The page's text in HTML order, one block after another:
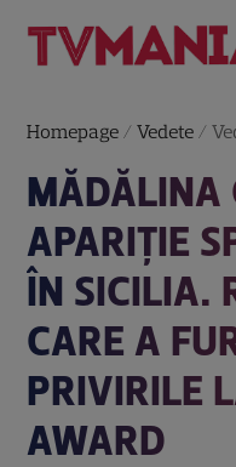
Homepage /Vedete /
MĂDĂLINA
APARIȚIE
ÎN SICILIA.
CARE A
PRIVIRILE
AWARD